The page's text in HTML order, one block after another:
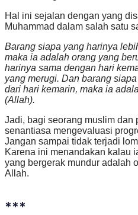
Hal ini sejalan dengan yang
Muhammad dalam salah satu
Barang siapa yang harinya
maka ia adalah orang yang
harinya sama dengan hari
yang merugi. Dan barang
dari hari kemarin, maka ia
(Allah).
Jadi, bagi seorang muslim dan
senantiasa mengevaluasi
Jangan sampai tidak terjadi
Karena ini menandakan kalau
yang bergerak mundur adalah
Allah.
***